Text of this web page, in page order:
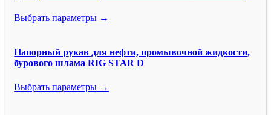
Выбрать параметры →
Напорный рукав для нефти, промывочной жидкости,
бурового шлама RIG STAR D
Выбрать параметры →